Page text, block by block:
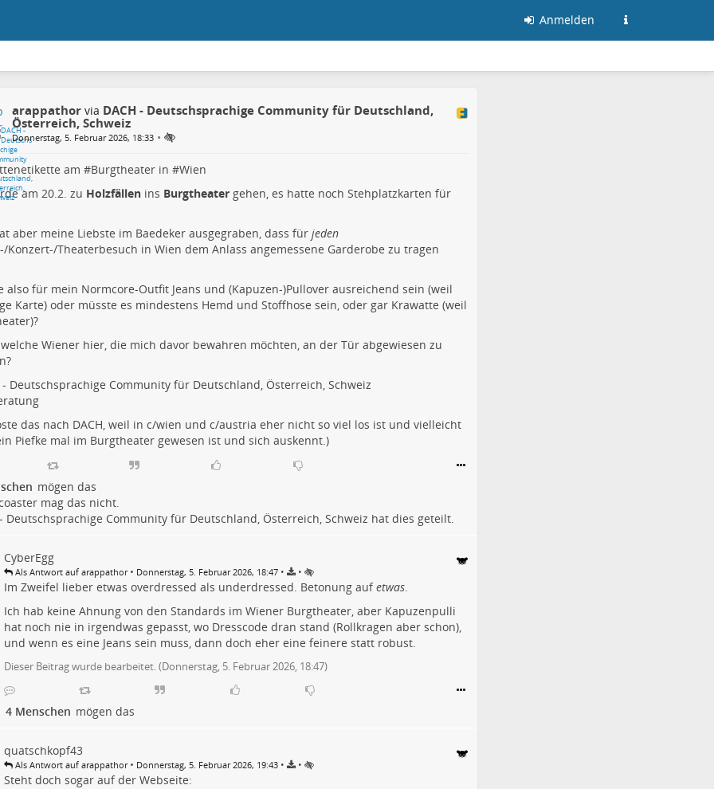
Anmelden
arappathor via DACH - Deutschsprachige Community für Deutschland,
Österreich, Schweiz
Donnerstag, 5. Februar 2026, 18:33 •
am #Burgtheaterin #Wien
am 20.2. zu Holzfällenins Burgtheatergehen, es hatte noch Stehplatzkarten für
aber meine Liebste im Baedeker ausgegraben, dass für jeden
Konzert-/Theaterbesuch in Wien dem Anlass angemessene Garderobe zu tragen
also für mein Normcore-Outfit Jeans und (Kapuzen-)Pullover ausreichend sein (weil
Karte) oder müsste es mindestens Hemd und Stoffhose sein, oder gar Krawatte (weil
Wiener hier, die mich davor bewahren möchten, an der Tür abgewiesen zu
- Deutschsprachige Community für Deutschland, Österreich, Schweiz
das nach DACH, weil in c/wien und c/austria eher nicht so viel los ist und vielleicht
Piefke mal im Burgtheater gewesen ist und sich auskennt.)
mögen das
mag das nicht.
- Deutschsprachige Community für Deutschland, Österreich, Schweiz hat dies geteilt.
CyberEgg
Als Antwort auf arappathor • Donnerstag, 5. Februar 2026, 18:47 • •
Im Zweifel lieber etwas overdressed als underdressed. Betonung aufetwas.
Ich hab keine Ahnung von den Standards im Wiener Burgtheater, aber Kapuzenpulli
hat noch nie in irgendwas gepasst, wo Dresscode dran stand (Rollkragen aber schon),
und wenn es eine Jeans sein muss, dann doch eher eine feinere statt robust.
Dieser Beitrag wurde bearbeitet. (Donnerstag, 5. Februar 2026, 18:47)
4 Menschen mögen das
quatschkopf43
Als Antwort auf arappathor • Donnerstag, 5. Februar 2026, 19:43 • •
Steht doch sogar auf der Webseite: